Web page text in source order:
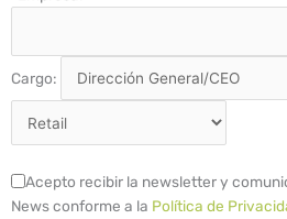
Cargo:
Acepto recibir la newsletter y
News conforme a la Política de